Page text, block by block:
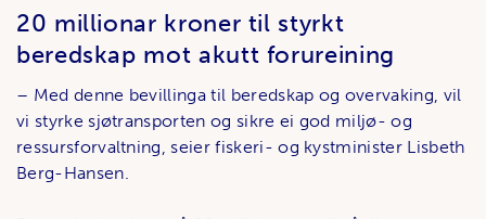
20 millionar kroner til styrkt
beredskap mot akutt forureining
– Med denne bevillinga til beredskap og overvaking, vil
vi styrke sjøtransporten og sikre ei god miljø- og
ressursforvaltning, seier fiskeri- og kystminister Lisbeth
Berg-Hansen.